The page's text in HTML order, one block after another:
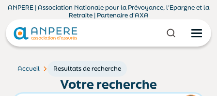
ANPERE | Association Nationale pour la Prévoyance, l'Epargne et la
Retraite | Partenaire d'AXA
Accueil Resultats de recherche
Votre recherche